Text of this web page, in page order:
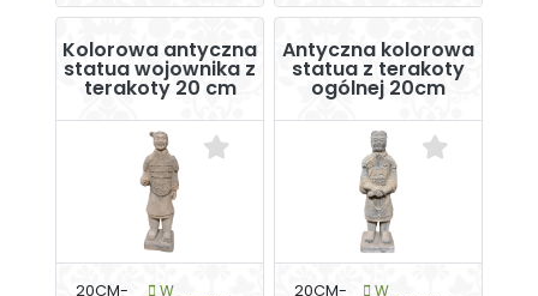
Kolorowa antyczna
statua wojownika z
terakoty 20 cm
20CM- W
Antyczna kolorowa
statua z terakoty
ogólnej 20cm
20CM- W